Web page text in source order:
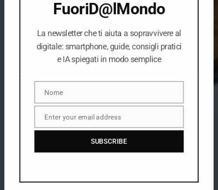
SITI WEB TURISTICI
Strategie web & Seo per il turismo
FuoriD@lMondo
La newsletter che ti aiuta a sopravvivere al
digitale: smartphone, guide, consigli pratici
e IA spiegati in modo semplice
Nome
Nome
Email
Enter your email address
SUBSCRIBE